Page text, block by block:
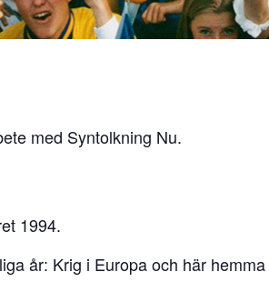
med Syntolkning Nu.
1994.
år: Krig i Europa och här